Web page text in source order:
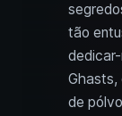
tão
de